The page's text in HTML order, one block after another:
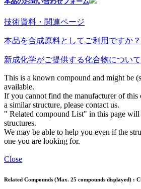
技術資料・関連ページ
本品を合成原料としてご利用ですか？
新成化学がご提供する化合物につい
This is a known compound and might be
available.
If you cannot find the manufacturer of
a similar structure, please contact us.
" Related compound List" in this page
structures.
We may be able to help you even if the
one you are looking for.
Close
Related Compounds (Max. 25 compounds displayed) :